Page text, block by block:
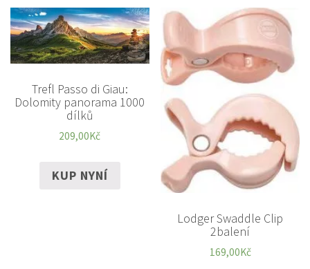
Trefl Passo di Giau:
Dolomity panorama 1000
dílků
209,00Kč
KUP NYNÍ
Lodger Swaddle Clip
2balení
169,00Kč